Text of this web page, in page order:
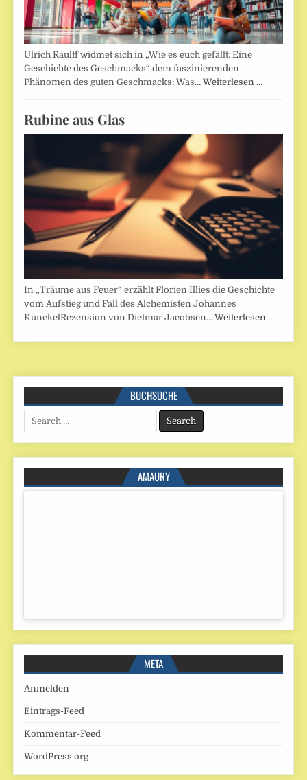
Ulrich Raulff widmet sich in „Wie es euch gefällt: Eine
Geschichte des Geschmacks“ dem faszinierenden
Phänomen des guten Geschmacks: Was…Weiterlesen …
Rubine aus Glas
In „Träume aus Feuer“ erzählt Florien Illies die Geschichte
vom Aufstieg und Fall des Alchemisten Johannes
KunckelRezension von Dietmar Jacobsen…Weiterlesen …
BUCHSUCHE
Search
for:
AMAURY
META
Anmelden
Eintrags-Feed
Kommentar-Feed
WordPress.org